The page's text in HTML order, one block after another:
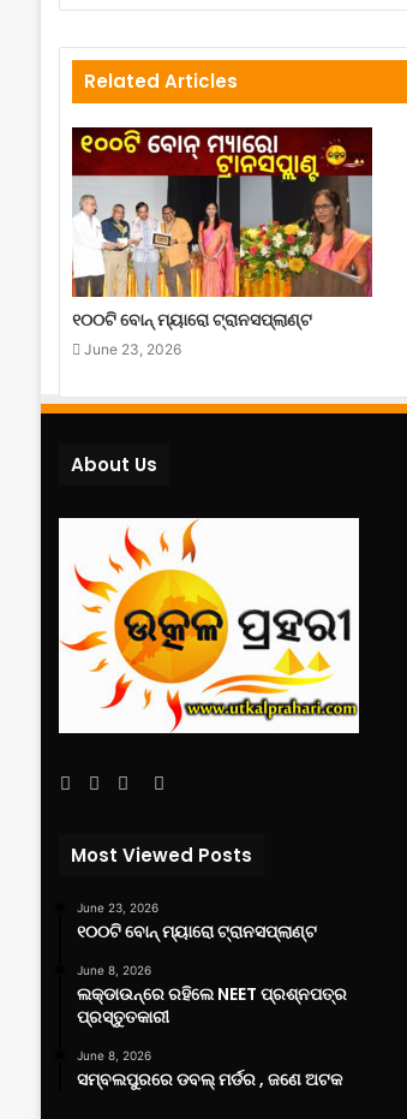
Related Articles
୧୦୦ଟି ବୋନ୍ ମ୍ୟାରୋ ଟ୍ରାନସପ୍ଲାଣ୍ଟ
June 23, 2026
About Us
Facebook
TwitterYouTube
Most Viewed Posts
June 23, 2026
୧୦୦ଟି ବୋନ୍ ମ୍ୟାରୋ ଟ୍ରାନସପ୍ଲାଣ୍ଟ
June 8, 2026
ଲକ୍‌ଡାଉନ୍‌ରେ ରହିଲେ NEET ପ୍ରଶ୍ନପତ୍ର
ପ୍ରସ୍ତୁତକାରୀ
June 8, 2026
ସମ୍ବଲପୁରରେ ଡବଲ୍ ମର୍ଡର , ଜଣେ ଅଟକ